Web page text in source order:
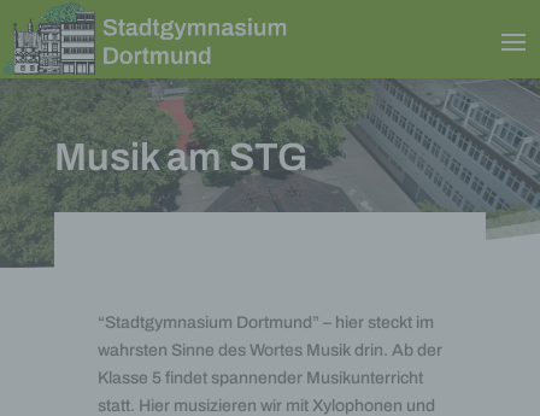
Musik am STG
“Stadtgymnasium Dortmund” – hier steckt im
wahrsten Sinne des Wortes Musik drin. Ab der
Klasse 5 findet spannender Musikunterricht
statt. Hier musizieren wir mit Xylophonen und